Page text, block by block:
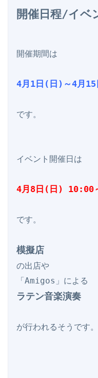
開催日程/イベ
開催期間は
4月1日(日)～4月
です。
イベント開催日は
4月8日(日) 10:00
です。
模擬店
の出店や
ラテン音楽演奏
が行われるそうです。